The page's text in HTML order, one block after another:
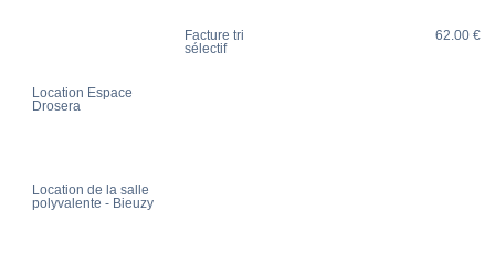
Facture tri
sélectif
62.00 €
Location Espace
Drosera
Location de la salle
polyvalente - Bieuzy